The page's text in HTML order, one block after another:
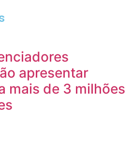
apresentar
mais de 3 milhões